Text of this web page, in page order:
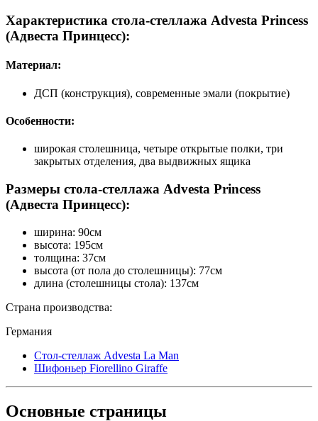
Характеристика стола-стеллажа Advesta Princess
(Адвеста Принцесс):
Материал:
ДСП (конструкция), современные эмали (покрытие)
Особенности:
широкая столешница, четыре открытые полки, три
закрытых отделения, два выдвижных ящика
Размеры стола-стеллажа Advesta Princess
(Адвеста Принцесс):
ширина: 90см
высота: 195см
толщина: 37см
высота (от пола до столешницы): 77см
длина (столешницы стола): 137см
Страна производства:
Германия
Стол-стеллаж Advesta La Man
Шифоньер Fiorellino Giraffe
Основные страницы